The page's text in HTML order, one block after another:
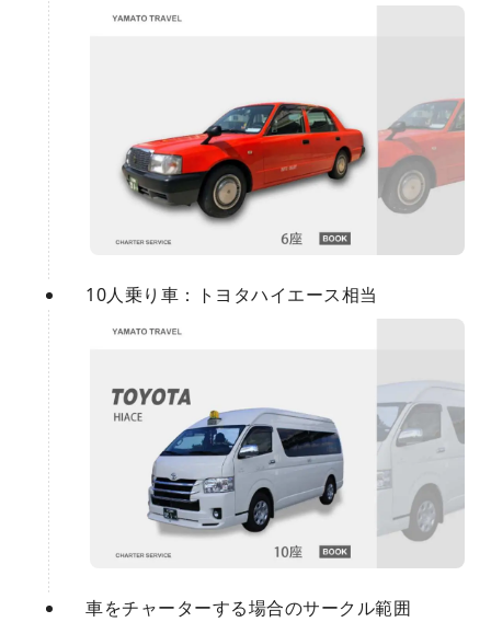
10人乗り車：トヨタハイエース相当
車をチャーターする場合のサークル範囲